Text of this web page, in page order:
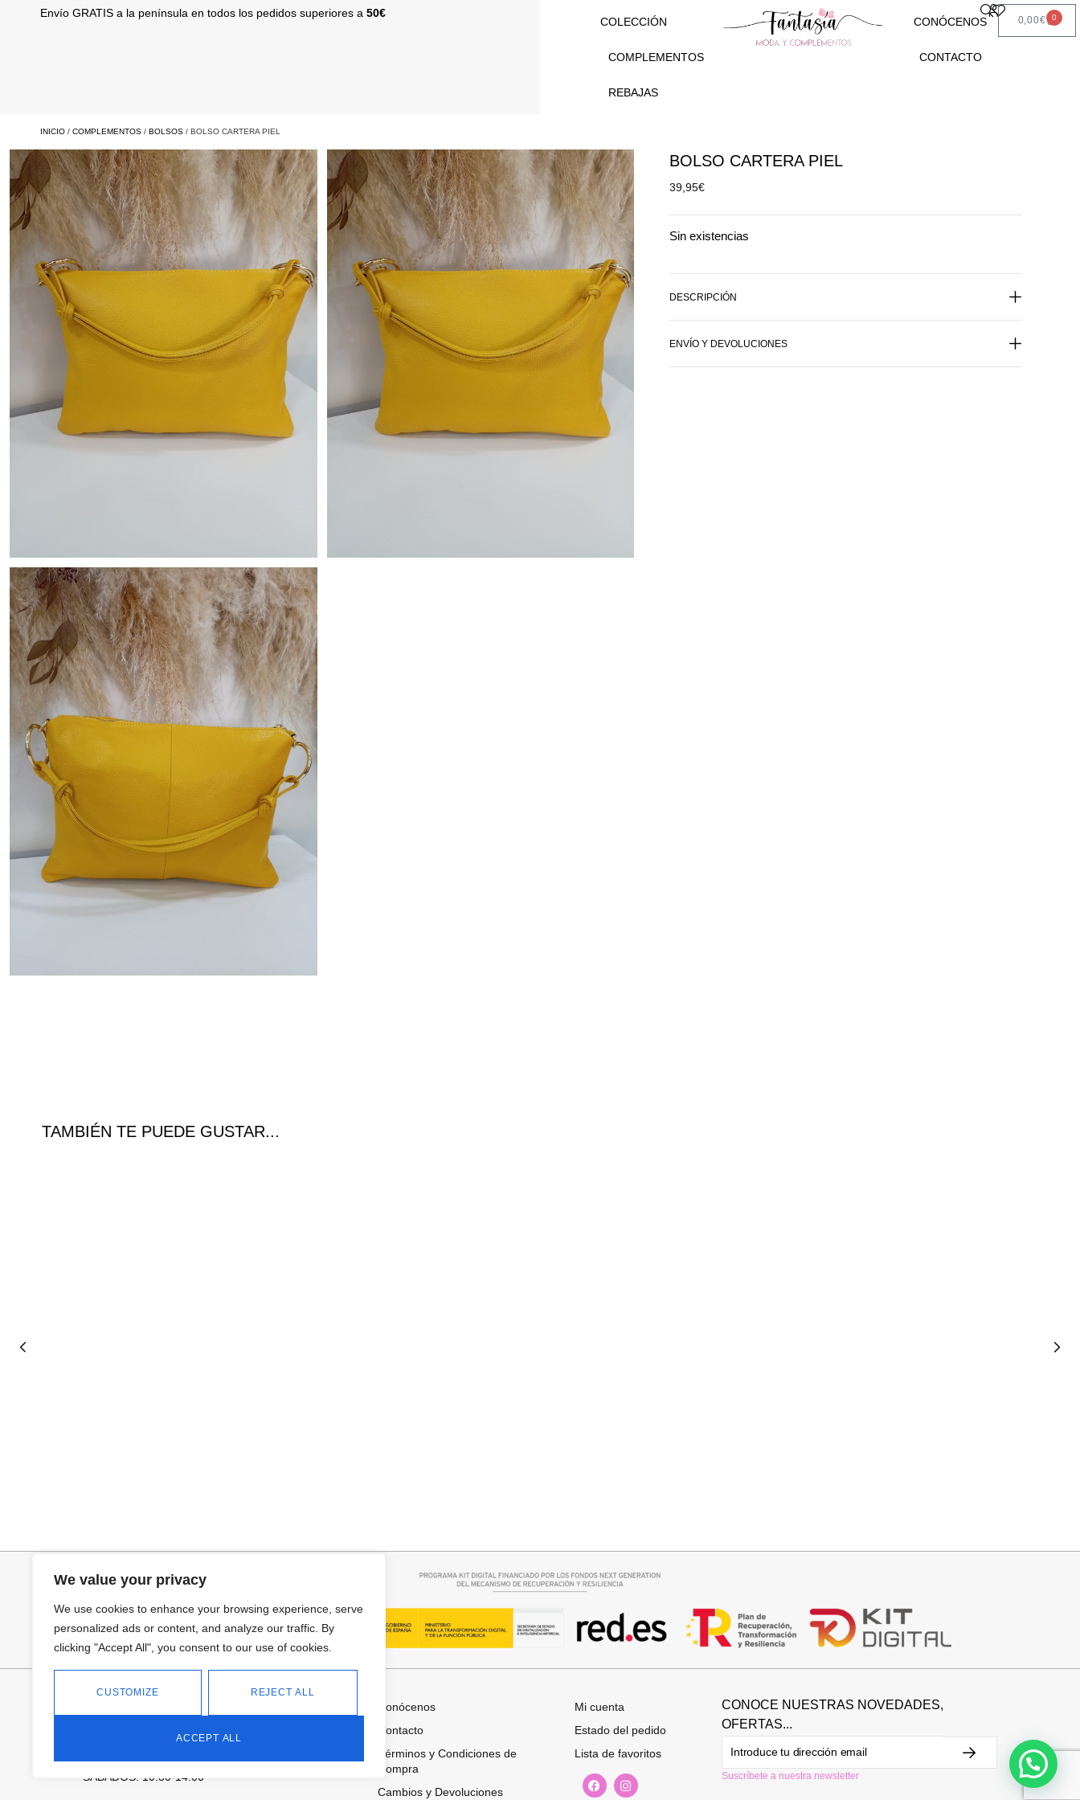
We value your privacy
We use cookies to enhance your browsing experience, serve
personalized ads or content, and analyze our traffic. By
clicking "Accept All", you consent to our use of cookies.
CUSTOMIZE REJECT ALL
ACCEPT ALL
Envío GRATIS a la península en todos los pedidos superiores a 50€
COLECCIÓN
COMPLEMENTOS
REBAJAS
CONÓCENOS
CONTACTO
0,00€ 0
INICIO / COMPLEMENTOS / BOLSOS / BOLSO CARTERA PIEL
BOLSO CARTERA PIEL
39,95€
Sin existencias
DESCRIPCIÓN
ENVÍO Y DEVOLUCIONES
TAMBIÉN TE PUEDE GUSTAR...
FANTASÍA - TIENDA
Avd Don Antonio Huertas, 74
13700 Tomelloso (Ciudad Real)
Teléfono: 618 11 75 02
L a V: 10:30-14:00 | 18:00-21:00
SÁBADOS: 10.30-14:00
Conócenos
Contacto
Términos y Condiciones de
Compra
Cambios y Devoluciones
Mi cuenta
Estado del pedido
Lista de favoritos
CONOCE NUESTRAS NOVEDADES,
OFERTAS...
Suscríbete a nuestra newsletter